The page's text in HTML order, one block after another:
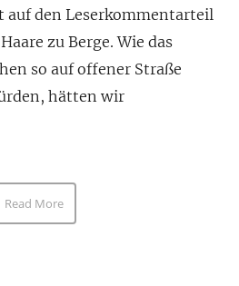
den Leserkommentarteil
zu Berge. Wie das
so auf offener Straße
hätten wir
Read More